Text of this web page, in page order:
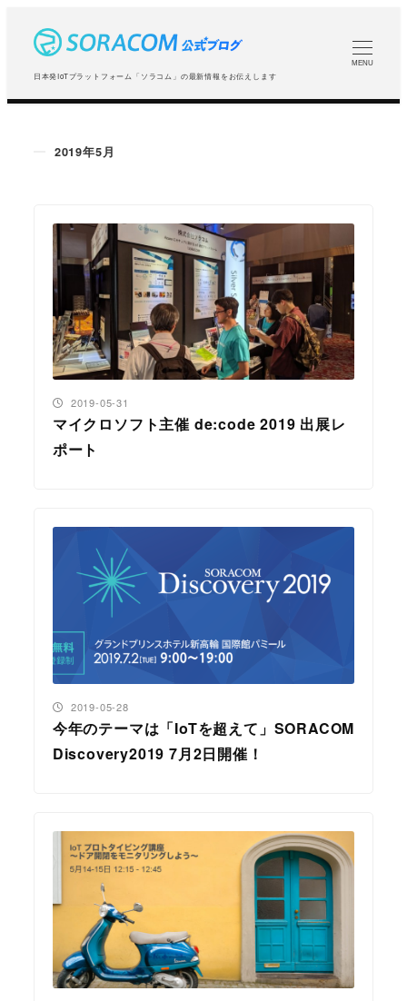
コ
日本発IoTプラットフォーム「ソラコム」の最新情報をお伝えします
MENU
2019年5月
マイクロソフト主催 de:code 2019 出展レ
ポート
投稿日
2019-05-31
今年のテーマは「IoTを超えて」SORACOM
Discovery2019 7月2日開催！
投稿日
2019-05-28